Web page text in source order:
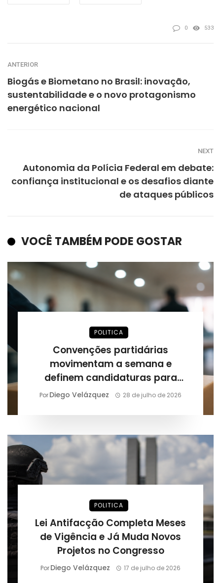
0 533
ANTERIOR
Biogás e Biometano no Brasil: inovação,
sustentabilidade e o novo protagonismo
energético nacional
NEXT
Autonomia da Polícia Federal em debate:
confiança institucional e os desafios diante
de ataques públicos
VOCÊ TAMBÉM PODE GOSTAR
POLITICA
Convenções partidárias
movimentam a semana e
definem candidaturas para
outubro
PorDiego Velázquez 28 de julho de 2026
POLITICA
Lei Antifacção Completa Meses
de Vigência e Já Muda Novos
Projetos no Congresso
PorDiego Velázquez 17 de julho de 2026